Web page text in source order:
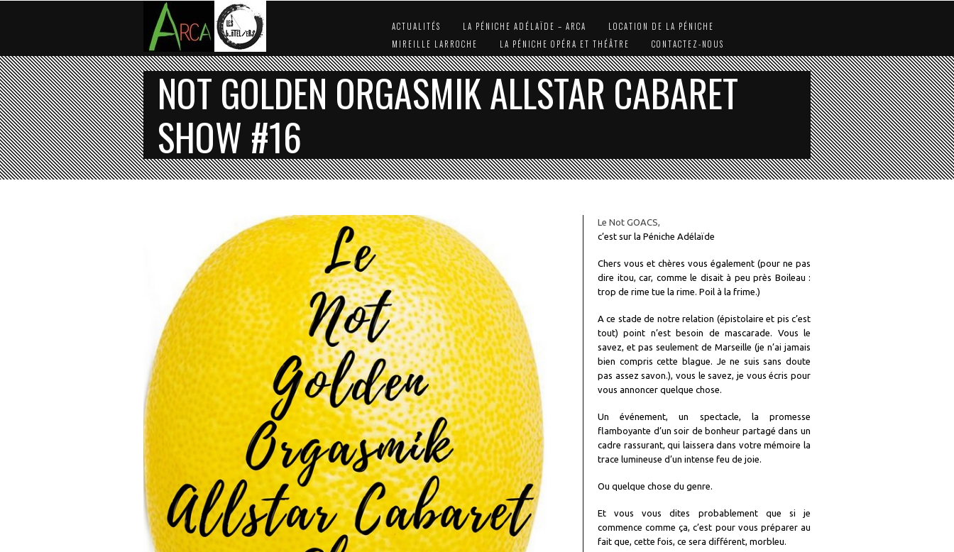
ACTUALITÉS LA PÉNICHE ADÉLAÏDE – ARCA
LOCATION DE LA PÉNICHE
MIREILLE LARROCHE
LA PÉNICHE OPÉRA ET THÉÂTRE CONTACTEZ-NOUS
NOT GOLDEN ORGASMIK ALLSTAR CABARET
SHOW #16
Le Not GOACS,
c’est sur la Péniche Adélaïde
Chers vous et chères vous également (pour ne pas
dire itou, car, comme le disait à peu près Boileau :
trop de rime tue la rime. Poil à la frime.)
A ce stade de notre relation (épistolaire et pis c’est
tout) point n’est besoin de mascarade. Vous le
savez, et pas seulement de Marseille (je n’ai jamais
bien compris cette blague. Je ne suis sans doute
pas assez savon.), vous le savez, je vous écris pour
vous annoncer quelque chose.
Un événement, un spectacle, la promesse
flamboyante d’un soir de bonheur partagé dans un
cadre rassurant, qui laissera dans votre mémoire la
trace lumineuse d’un intense feu de joie.
Ou quelque chose du genre.
Et vous vous dites probablement que si je
commence comme ça, c’est pour vous préparer au
fait que, cette fois, ce sera différent, morbleu.